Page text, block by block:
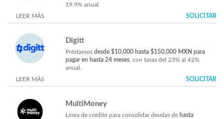
19.9% anual.
LEER MÁS
SOLICITAR
Digitt
Préstamosdesde $10,000 hasta $150,000 MXN para
pagar en hasta 24 meses , con tasas del 23% al 42%
anual.
LEER MÁS
SOLICITAR
MultiMoney
Línea de crédito para consolidar deudas de hasta